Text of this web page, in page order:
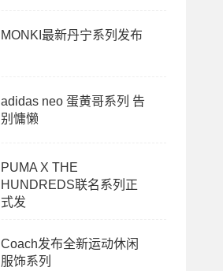
MONKI最新丹宁系列发布
adidas neo 蛋黄哥系列 告
别慵懒
PUMA X THE
HUNDREDS联名系列正
式发
Coach发布全新运动休闲
服饰系列